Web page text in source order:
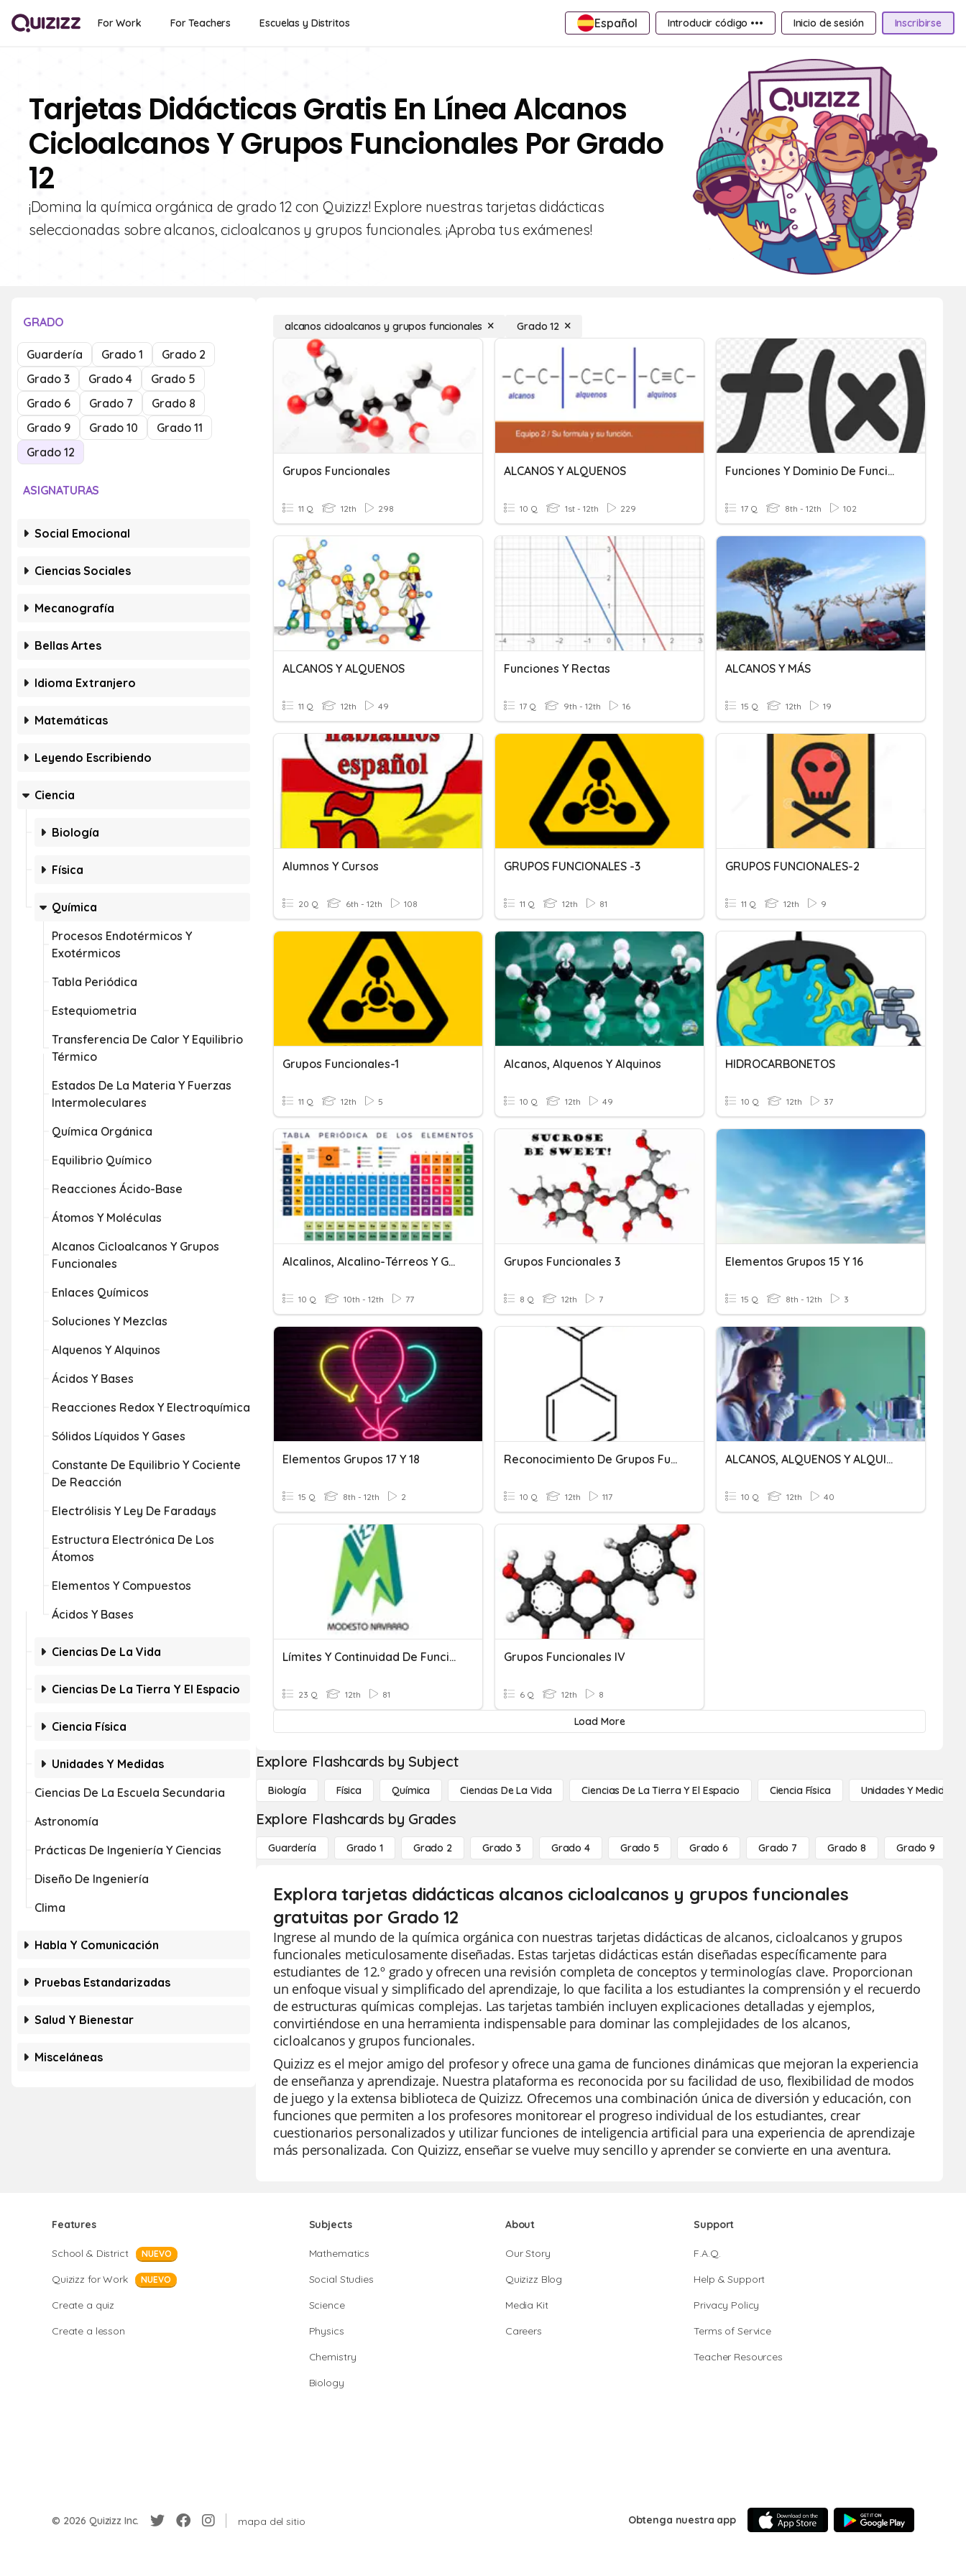
For Work For Teachers Escuelas y Distritos Español Introducir código ••• Inicio de sesión Inscribirse
Tarjetas Didácticas Gratis En Línea Alcanos
Cicloalcanos Y Grupos Funcionales Por Grado
12
¡Domina la química orgánica de grado 12 con Quizizz! Explore nuestras tarjetas didácticas
seleccionadas sobre alcanos, cicloalcanos y grupos funcionales. ¡Aproba tus exámenes!
GRADO
Guardería Grado 1
Grado 2
Grado 3
Grado 4
Grado 5
Grado 6
Grado 7
Grado 8
Grado 9
Grado 10
Grado 11
Grado 12
ASIGNATURAS
Social Emocional
Ciencias Sociales
Mecanografía
Bellas Artes
Idioma Extranjero
Matemáticas
Leyendo Escribiendo
Ciencia
Biología
Física
Química
Procesos Endotérmicos Y
Exotérmicos
Tabla Periódica
Estequiometria
Transferencia De Calor Y Equilibrio
Térmico
Estados De La Materia Y Fuerzas
Intermoleculares
Química Orgánica
Equilibrio Químico
Reacciones Ácido-Base
Átomos Y Moléculas
Alcanos Cicloalcanos Y Grupos
Funcionales
Enlaces Químicos
Soluciones Y Mezclas
Alquenos Y Alquinos
Ácidos Y Bases
Reacciones Redox Y Electroquímica
Sólidos Líquidos Y Gases
Constante De Equilibrio Y Cociente
De Reacción
Electrólisis Y Ley De Faradays
Estructura Electrónica De Los
Átomos
Elementos Y Compuestos
Ácidos Y Bases
Ciencias De La Vida
Ciencias De La Tierra Y El Espacio
Ciencia Física
Unidades Y Medidas
Ciencias De La Escuela Secundaria
Astronomía
Prácticas De Ingeniería Y Ciencias
Diseño De Ingeniería
Clima
Habla Y Comunicación
Pruebas Estandarizadas
Salud Y Bienestar
Misceláneas
alcanos cicloalcanos y grupos funcionales Grado 12
Grupos Funcionales
11 Q 12th 298
ALCANOS Y ALQUENOS
10 Q 1st - 12th 229
Funciones Y Dominio De Funciones (I)
17 Q 8th - 12th 102
ALCANOS Y ALQUENOS
11 Q 12th 49
Funciones Y Rectas
17 Q 9th - 12th 16
ALCANOS Y MÁS
15 Q 12th 19
Alumnos Y Cursos
20 Q 6th - 12th 108
GRUPOS FUNCIONALES -3
11 Q 12th 81
GRUPOS FUNCIONALES-2
11 Q 12th 9
Grupos Funcionales-1
11 Q 12th 5
Alcanos, Alquenos Y Alquinos
10 Q 12th 49
HIDROCARBONETOS
10 Q 12th 37
Alcalinos, Alcalino-Térreos Y Gases Nobles
10 Q 10th - 12th 77
Grupos Funcionales 3
8 Q 12th 7
Elementos Grupos 15 Y 16
15 Q 8th - 12th 3
Elementos Grupos 17 Y 18
15 Q 8th - 12th 2
Reconocimiento De Grupos Funcionales
10 Q 12th 117
ALCANOS, ALQUENOS Y ALQUINOS
10 Q 12th 40
Límites Y Continuidad De Funciones
23 Q 12th 81
Grupos Funcionales IV
6 Q 12th 8
Load More
Explore Flashcards by Subject
Biología Física Química Ciencias De La Vida Ciencias De La Tierra Y El Espacio Ciencia Física Unidades Y Medidas
Explore Flashcards by Grades
Guardería Grado 1 Grado 2 Grado 3 Grado 4 Grado 5 Grado 6 Grado 7 Grado 8 Grado 9
Explora tarjetas didácticas alcanos cicloalcanos y grupos funcionales
gratuitas por Grado 12
Ingrese al mundo de la química orgánica con nuestras tarjetas didácticas de alcanos, cicloalcanos y grupos
funcionales meticulosamente diseñadas. Estas tarjetas didácticas están diseñadas específicamente para
estudiantes de 12.º grado y ofrecen una revisión completa de conceptos y terminologías clave. Proporcionan
un enfoque visual y simplificado del aprendizaje, lo que facilita a los estudiantes la comprensión y el recuerdo
de estructuras químicas complejas. Las tarjetas también incluyen explicaciones detalladas y ejemplos,
convirtiéndose en una herramienta indispensable para dominar las complejidades de los alcanos,
cicloalcanos y grupos funcionales.
Quizizz es el mejor amigo del profesor y ofrece una gama de funciones dinámicas que mejoran la experiencia
de enseñanza y aprendizaje. Nuestra plataforma es reconocida por su facilidad de uso, flexibilidad de modos
de juego y la extensa biblioteca de Quizizz. Ofrecemos una combinación única de diversión y educación, con
funciones que permiten a los profesores monitorear el progreso individual de los estudiantes, crear
cuestionarios personalizados y utilizar funciones de inteligencia artificial para una experiencia de aprendizaje
más personalizada. Con Quizizz, enseñar se vuelve muy sencillo y aprender se convierte en una aventura.
Features
School & District NUEVO
Quizizz for Work NUEVO
Create a quiz
Create a lesson
Subjects
Mathematics
Social Studies
Science
Physics
Chemistry
Biology
About
Our Story
Quizizz Blog
Media Kit
Careers
Support
F.A.Q.
Help & Support
Privacy Policy
Terms of Service
Teacher Resources
© 2026 Quizizz Inc. mapa del sitio Obtenga nuestra app